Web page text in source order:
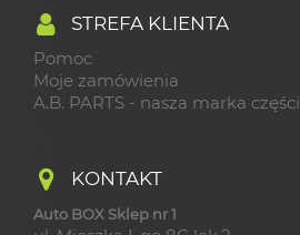
STREFA KLIENTA
Pomoc
Moje zamówienia
A.B. PARTS - nasza marka części
KONTAKT
Auto BOX Sklep nr 1